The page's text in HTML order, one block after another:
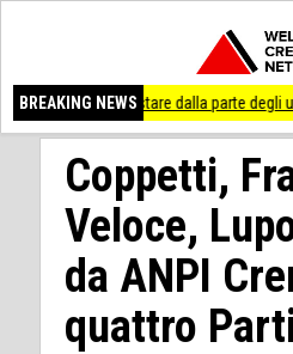
BREAKING NEWS
stare dalla parte degli ultimi
Coppetti,
Veloce,
da ANPI
quattro